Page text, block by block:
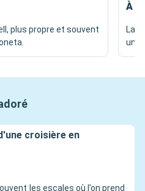
plus propre et souvent
À
La
une
croisière en
les escales où l’on prend